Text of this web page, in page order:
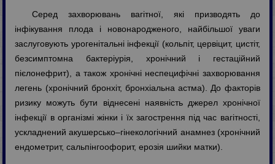
Серед захворювань вагітної, які призводять до
інфікування плода і новонародженого, найбільшої уваги
заслуговують урогенітальні інфекції (кольпіт, цервіцит, цистіт,
безсимптомна бактеріурія, хронічний і гестаційний
пієлонефрит), а також хронічні неспецифічні захворювання
легень (хронічний бронхіт, бронхіальна астма). До факторів
ризику можуть бути віднесені наявність джерел хронічної
інфекції в організмі жінки і їх загострення під час вагітності,
ускладнений акушерсько–гінекологічний анамнез (хронічний
ендометрит, сальпінгоофорит, ерозія шийки матки).